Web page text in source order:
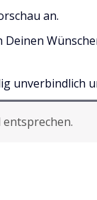
an.
unverbindlich